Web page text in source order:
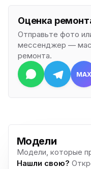
Оценка
Отправьте фото
мессенджер —
ремонта.
MAX
Модели
Модели, которые
Нашли свою?